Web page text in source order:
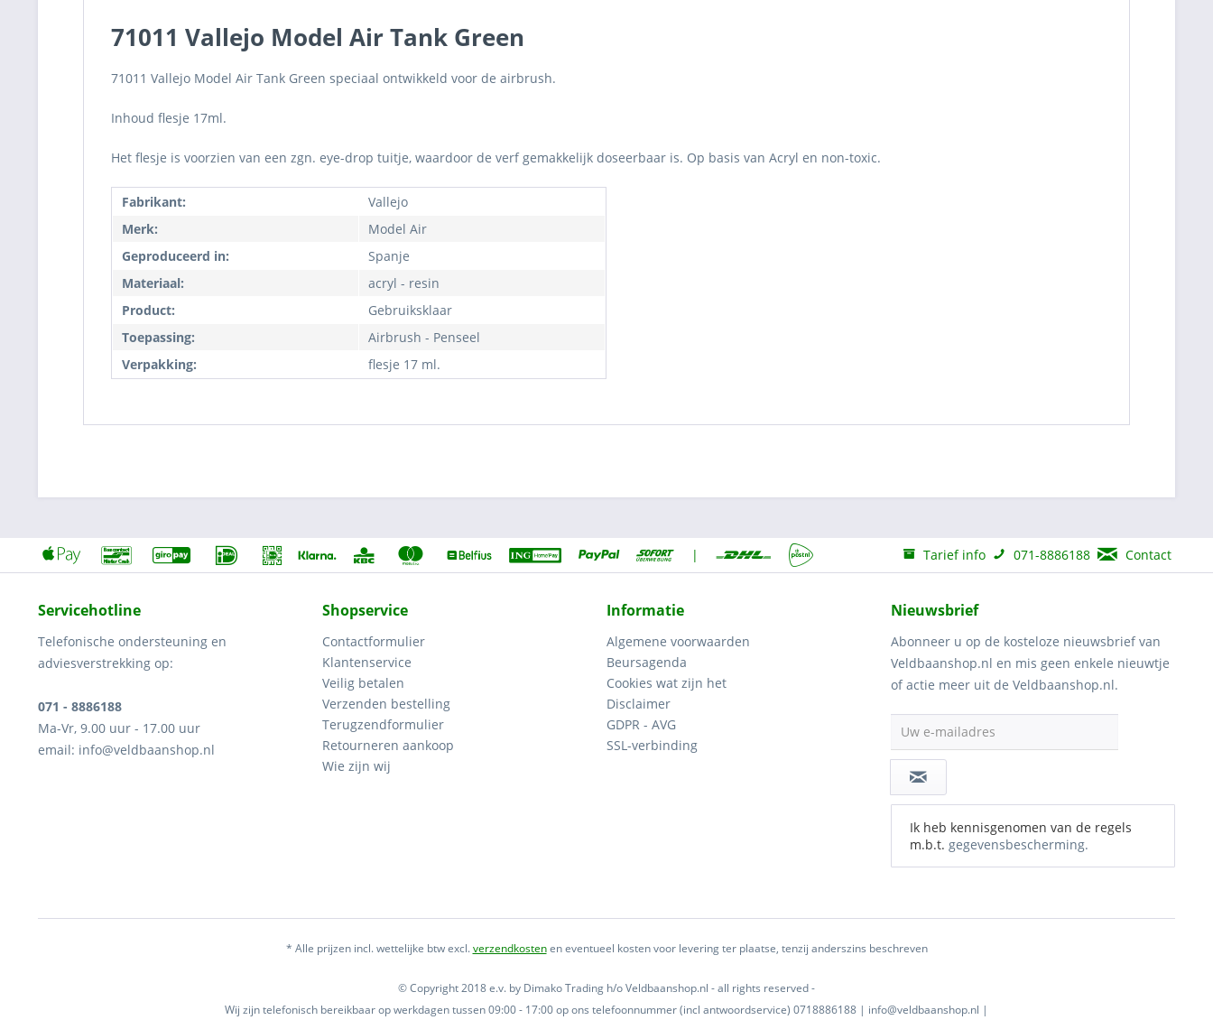
71011 Vallejo Model Air Tank Green
71011 Vallejo Model Air Tank Green speciaal ontwikkeld voor de airbrush.
Inhoud flesje 17ml.
Het flesje is voorzien van een zgn. eye-drop tuitje, waardoor de verf gemakkelijk doseerbaar is. Op basis van Acryl en non-toxic.
Fabrikant:
Vallejo
Merk:
Model Air
Geproduceerd in:
Spanje
Materiaal:
acryl - resin
Product:
Gebruiksklaar
Toepassing:
Airbrush - Penseel
Verpakking:
flesje 17 ml.
| Tarief info 071-8886188 Contact
Servicehotline
Telefonische ondersteuning en
adviesverstrekking op:
071 - 8886188
Ma-Vr, 9.00 uur - 17.00 uur
email: info@veldbaanshop.nl
Shopservice
Contactformulier
Klantenservice
Veilig betalen
Verzenden bestelling
Terugzendformulier
Retourneren aankoop
Wie zijn wij
Informatie
Algemene voorwaarden
Beursagenda
Cookies wat zijn het
Disclaimer
GDPR - AVG
SSL-verbinding
Nieuwsbrief
Abonneer u op de kosteloze nieuwsbrief van
Veldbaanshop.nl en mis geen enkele nieuwtje
of actie meer uit de Veldbaanshop.nl.
Uw e-mailadres
Ik heb kennisgenomen van de regels
m.b.t. gegevensbescherming.
* Alle prijzen incl. wettelijke btw excl.verzendkostenen eventueel kosten voor levering ter plaatse, tenzij anderszins beschreven
© Copyright 2018 e.v. by Dimako Trading h/o Veldbaanshop.nl - all rights reserved -
Wij zijn telefonisch bereikbaar op werkdagen tussen 09:00 - 17:00 op ons telefoonnummer (incl antwoordservice) 0718886188 | info@veldbaanshop.nl |